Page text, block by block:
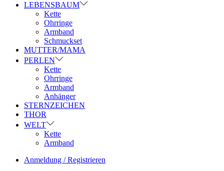
LEBENSBAUM
Kette
Ohrringe
Armband
Schmuckset
MUTTER/MAMA
PERLEN
Kette
Ohrringe
Armband
Anhänger
STERNZEICHEN
THOR
WELT
Kette
Armband
Anmeldung / Registrieren